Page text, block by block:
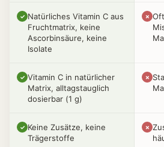
✓ Natürliches Vitamin C aus
Fruchtmatrix, keine
Ascorbinsäure, keine
Isolate
✗
✓ Vitamin C in natürlicher
Matrix, alltagstauglich
dosierbar (1 g)
✗
✓ Keine Zusätze, keine
Trägerstoffe
✗